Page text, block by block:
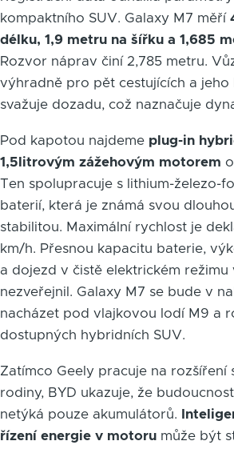
kompaktního SUV. Galaxy M7 měří
délku, 1,9 metru na šířku a 1,685
Rozvor náprav činí 2,785 metru.
výhradně pro pět cestujících a jeho
svažuje dozadu, což naznačuje
Pod kapotou najdeme plug-in
1,5litrovým zážehovým motorem
Ten spolupracuje s lithium-železo-
baterií, která je známá svou
stabilitou. Maximální rychlost je
km/h. Přesnou kapacitu baterie,
a dojezd v čistě elektrickém
nezveřejnil. Galaxy M7 se bude v
nacházet pod vlajkovou lodí M9 a
dostupných hybridních SUV.
Zatímco Geely pracuje na rozšíření
rodiny, BYD ukazuje, že
netýká pouze akumulátorů.
řízení energie v motoru může být